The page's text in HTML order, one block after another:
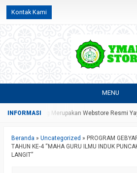
Kontak Kami
MENU
Store Yang Merupakan Webstore Resmi
Beranda » Uncategorized » PROGRAM
TAHUN KE-4 “MAHA GURU ILMU INDUK
LANGIT”